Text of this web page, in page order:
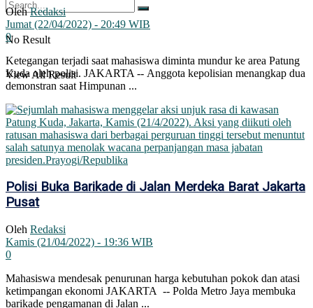
No Result
View All Result
Oleh Redaksi
Jumat (22/04/2022) - 20:49 WIB
0
Ketegangan terjadi saat mahasiswa diminta mundur ke area Patung
Kuda oleh polisi. JAKARTA -- Anggota kepolisian menangkap dua
demonstran saat Himpunan ...
Polisi Buka Barikade di Jalan Merdeka Barat Jakarta
Pusat
Oleh Redaksi
Kamis (21/04/2022) - 19:36 WIB
0
Mahasiswa mendesak penurunan harga kebutuhan pokok dan atasi
ketimpangan ekonomi JAKARTA -- Polda Metro Jaya membuka
barikade pengamanan di Jalan ...